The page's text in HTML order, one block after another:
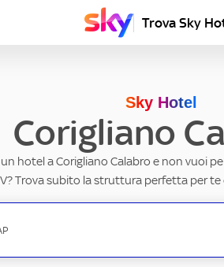
Trova Sky
Sky Hotel
Corigliano
hotel a Corigliano Calabro e non vuoi
Trova subito la struttura perfetta per te